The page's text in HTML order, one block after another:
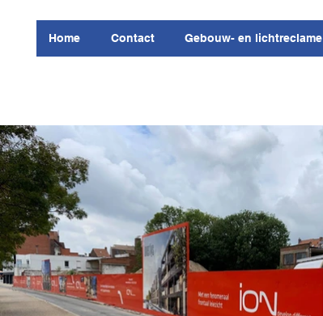
Home Contact Gebouw- en lichtreclame